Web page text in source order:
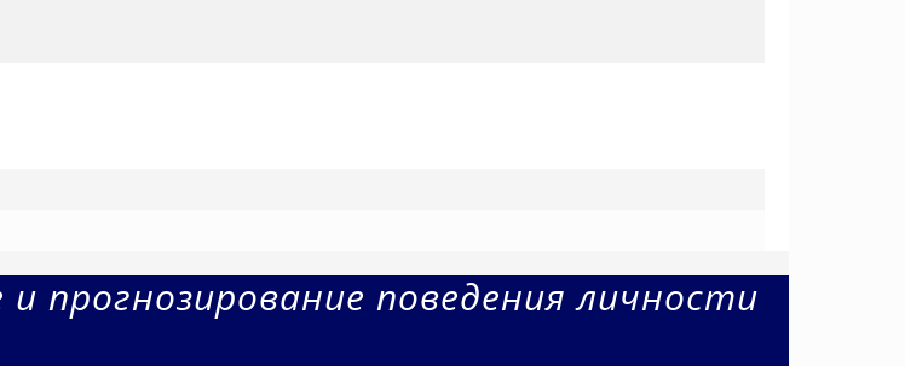
прогнозирование поведения личности